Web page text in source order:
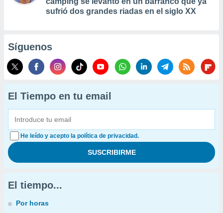
sufrió dos grandes riadas en el siglo XX
Síguenos
El Tiempo en tu email
He leído y acepto la política de privacidad.
El tiempo...
Por horas